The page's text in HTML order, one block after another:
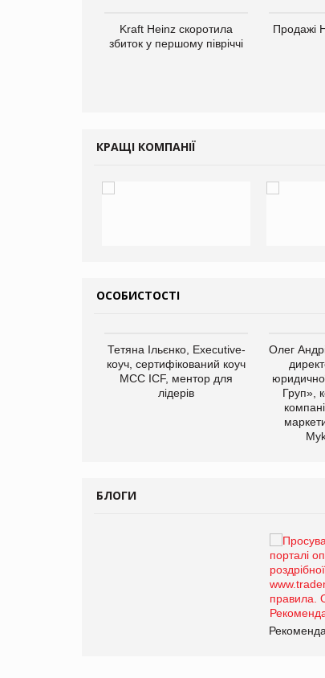
Kraft Heinz скоротила
збиток у першому півріччі
Продажі
КРАЩІ КОМПАНІЇ
ОСОБИСТОСТІ
Тетяна Ільєнко, Executive-
коуч, сертифікований коуч
МСС ICF, ментор для
лідерів
Олег
Груп»,
БЛОГИ